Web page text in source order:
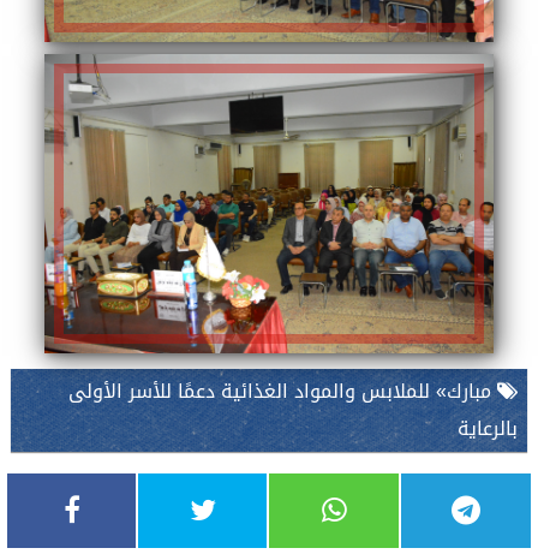
مبارك» للملابس والمواد الغذائية دعمًا للأسر الأولى
بالرعاية